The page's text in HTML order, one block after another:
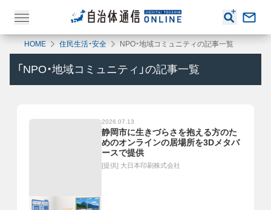
HOME 住民生活・安全 NPO・地域コミュニティの記事一覧
「 NPO・地域コミュニティ 」の記事一覧
2026.07.13
静岡市に生きづらさを抱える方のた
めのオンラインの居場所を3Dメタバ
ースで提供
[提供] 大日本印刷株式会社